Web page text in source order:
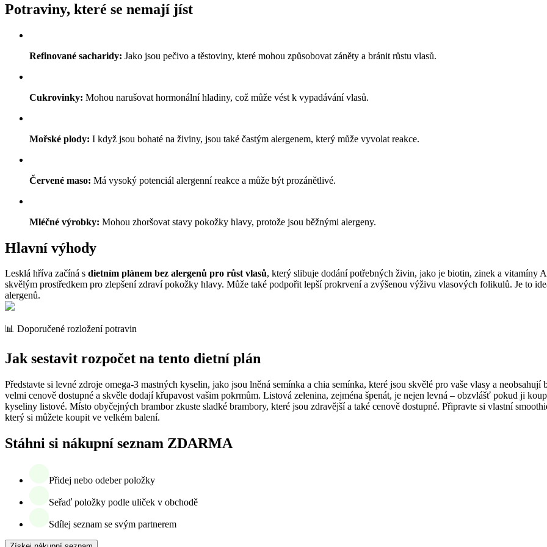
Potraviny, které se nemají jíst
Refinované sacharidy: Jako jsou pečivo a těstoviny, které mohou způsobovat záněty a bránit růstu vlasů.
Cukrovinky: Mohou narušovat hormonální hladiny, což může vést k vypadávání vlasů.
Mořské plody: I když jsou bohaté na živiny, jsou také častým alergenem, který může vyvolat reakce.
Červené maso: Má vysoký potenciál alergenní reakce a může být prozánětlivé.
Mléčné výrobky: Mohou zhoršovat stavy pokožky hlavy, protože jsou běžnými alergeny.
Hlavní výhody
Lesklá hříva začíná s dietním plánem bez alergenů pro růst vlasů, který slibuje dodání potřebných živin, jako je biotin, zinek a vitamíny
skvělým prostředkem pro zlepšení zdraví pokožky hlavy. Může také podpořit lepší prokrvení a zvýšenou výživu vlasových folikulů. Je to
alergenů.
📊 Doporučené rozložení potravin
Jak sestavit rozpočet na tento dietní plán
Představte si levné zdroje omega-3 mastných kyselin, jako jsou lněná semínka a chia semínka, které jsou skvělé pro vaše vlasy a
velmi cenově dostupné a skvěle dodají křupavost vašim pokrmům. Listová zelenina, zejména špenát, je nejen levná – obzvlášť pokud ji
kyseliny listové. Místo obyčejných brambor zkuste sladké brambory, které jsou zdravější a také cenově dostupné. Připravte si vlastní
který si můžete koupit ve velkém balení.
Stáhni si nákupní seznam ZDARMA
Přidej nebo odeber položky
Seřaď položky podle uliček v obchodě
Sdílej seznam se svým partnerem